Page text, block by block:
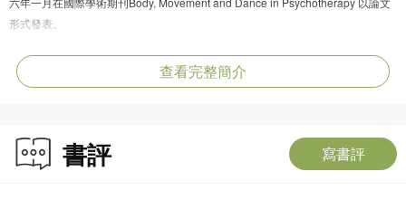
形式發表。
哲學的高度 × 臨床的速度
這本書證明了，真正的療癒不需要經年累月的挖掘。當你學會用全新的哲學視角
「看」自己，並掌握改變大腦路徑的技術，你就不再是慾望的囚徒，而是自己生
查看完整簡介
書評 寫書評